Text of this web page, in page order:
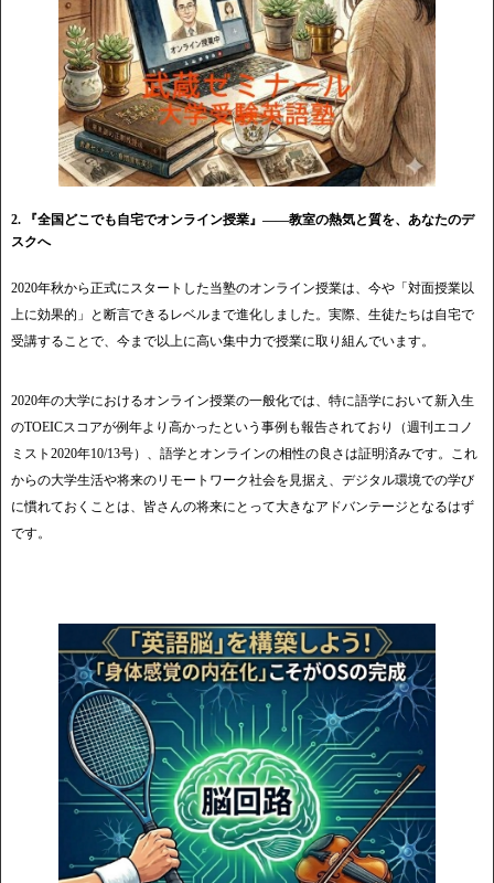
2. 『全国どこでも自宅でオンライン授業』——教室の熱気と質を、あなたのデ
スクへ
2020年秋から正式にスタートした当塾のオンライン授業は、今や「対面授業以
上に効果的」と断言できるレベルまで進化しました。実際、生徒たちは自宅で
受講することで、今まで以上に高い集中力で授業に取り組んでいます。
2020年の大学におけるオンライン授業の一般化では、特に語学において新入生
のTOEICスコアが例年より高かったという事例も報告されており（週刊エコノ
ミスト2020年10/13号）、語学とオンラインの相性の良さは証明済みです。これ
からの大学生活や将来のリモートワーク社会を見据え、デジタル環境での学び
に慣れておくことは、皆さんの将来にとって大きなアドバンテージとなるはず
です。